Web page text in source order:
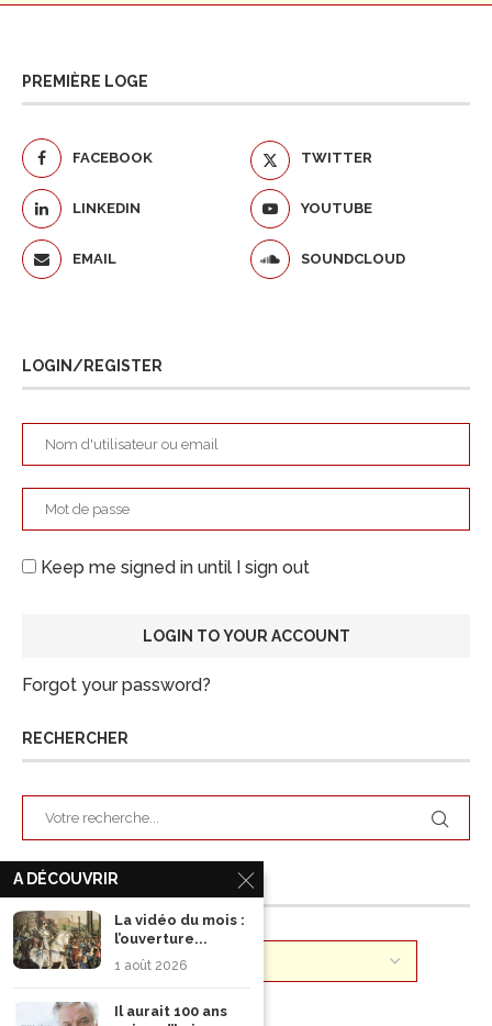
PREMIÈRE LOGE
FACEBOOK TWITTER
LINKEDIN YOUTUBE
EMAIL SOUNDCLOUD
LOGIN/REGISTER
Keep me signed in until I sign out
Forgot your password?
RECHERCHER
ARCHIVES
A DÉCOUVRIR
La vidéo du mois :
l’ouverture...
1 août 2026
Il aurait 100 ans